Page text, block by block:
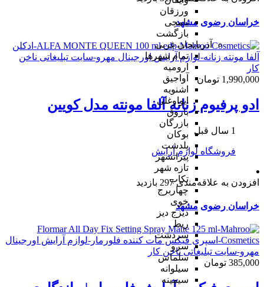
ورزقان
یامچی
بازگشت
آذربایجان غربی
تمام شهر‌ها
ارومیه
آواجیق
اشنویه
ایواوغلی
باروق
بازرگان
بوکان
پلدشت
پیرانشهر
تازه شهر
تکاب
چهاربرج
خوی
دیزج دیز
ربط
سردشت
سرو
سلماس
سیلوانه
سیمینه
خراسان رضوی مشهد
1,990,000 تومان
ادو پرفیوم زنانه آلفا مونته مدل کویین
1 سال قبل
فروشگاه لوازم آرایش
افزودن به علاقه‌مندی 297 بازدید
خراسان رضوی مشهد
385,000 تومان